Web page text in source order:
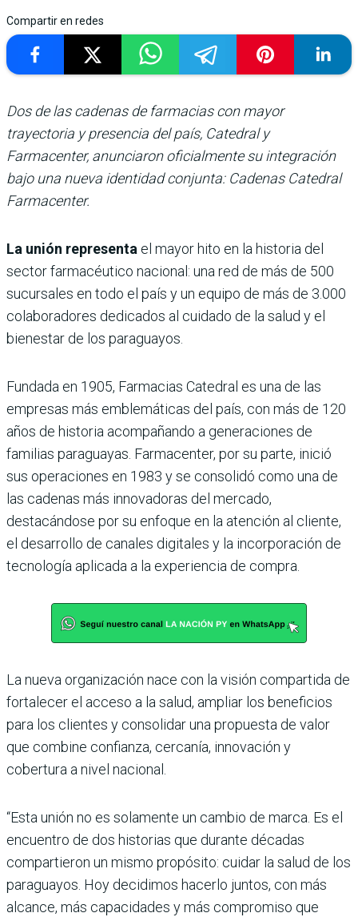
Compartir en redes
Dos de las cadenas de farmacias con mayor
trayectoria y presencia del país, Catedral y
Farmacenter, anunciaron oficialmente su integración
bajo una nueva identidad conjunta: Cadenas Catedral
Farmacenter.
La unión representa el mayor hito en la historia del
sector farmacéutico nacional: una red de más de 500
sucursales en todo el país y un equipo de más de 3.000
colaboradores dedicados al cuidado de la salud y el
bienestar de los paraguayos.
Fundada en 1905, Farmacias Catedral es una de las
empresas más emblemáticas del país, con más de 120
años de historia acompañando a generaciones de
familias paraguayas. Farmacenter, por su parte, inició
sus operaciones en 1983 y se consolidó como una de
las cadenas más innovadoras del mercado,
destacándose por su enfoque en la atención al cliente,
el desarrollo de canales digitales y la incorporación de
tecnología aplicada a la experiencia de compra.
La nueva organización nace con la visión compartida de
fortalecer el acceso a la salud, ampliar los beneficios
para los clientes y consolidar una propuesta de valor
que combine confianza, cercanía, innovación y
cobertura a nivel nacional.
“Esta unión no es solamente un cambio de marca. Es el
encuentro de dos historias que durante décadas
compartieron un mismo propósito: cuidar la salud de los
paraguayos. Hoy decidimos hacerlo juntos, con más
alcance, más capacidades y más compromiso que